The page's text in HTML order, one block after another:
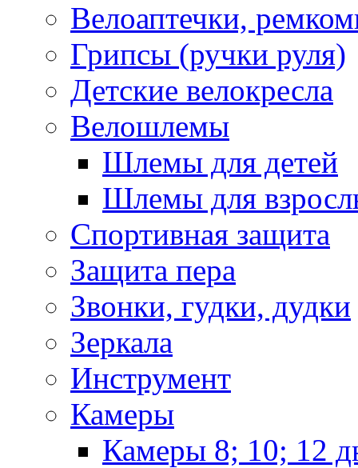
Велоаптечки,
Грипсы (ручки руля)
Детские велокресла
Велошлемы
Шлемы для детей
Шлемы для
Спортивная защита
Защита пера
Звонки, гудки, дудки
Зеркала
Инструмент
Камеры
Камеры 8; 10; 12